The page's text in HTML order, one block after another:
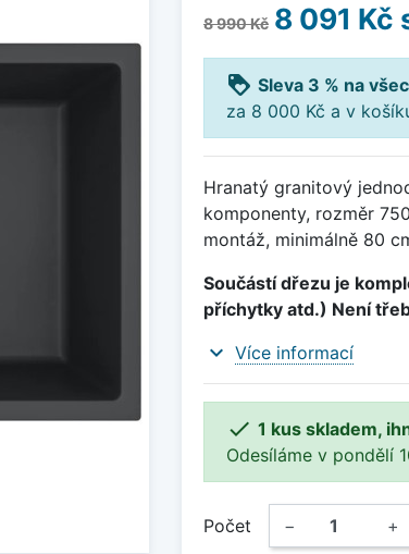
8 990 Kč 8 091 Kč
loyalty Sleva 3 % na
za 8 000 Kč a v
Hranatý granitový
komponenty, rozměr
montáž, minimálně 80
Součástí dřezu je
příchytky atd.) Není
expand_more Více informací
 1 kus skladem,
Odesíláme v pondělí
Počet − +